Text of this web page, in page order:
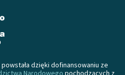
dzięki dofinansowaniu ze
Narodowego pochodzących z